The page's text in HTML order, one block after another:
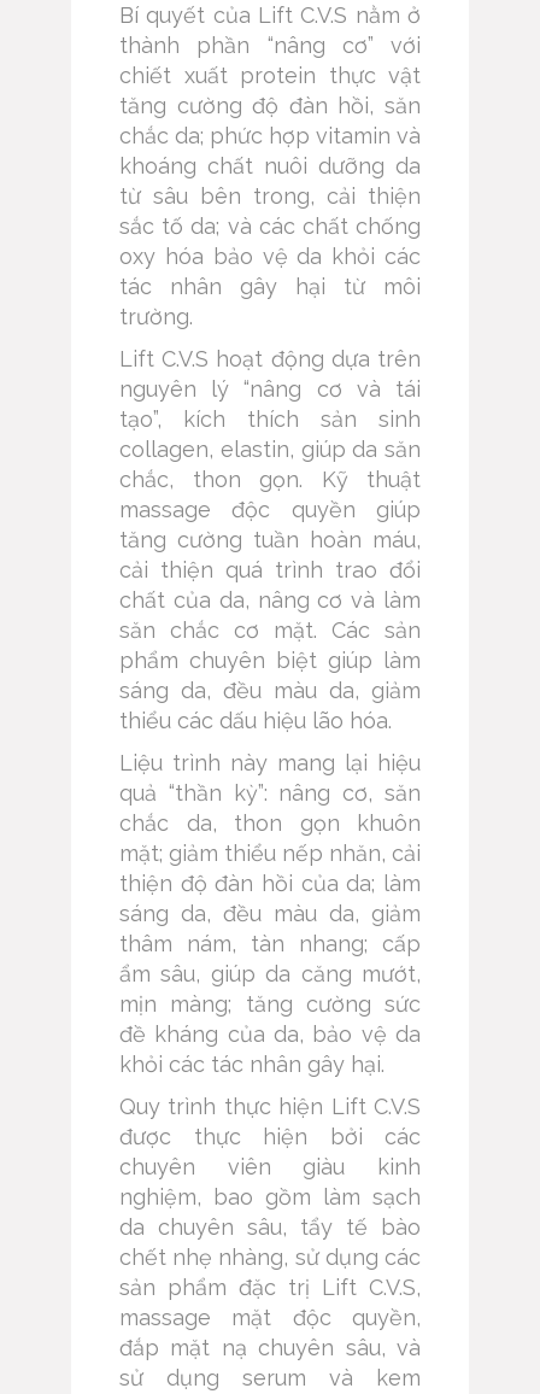
Bí quyết của Lift C.V.S nằm ở
thành phần “nâng cơ” với
chiết xuất protein thực vật
tăng cường độ đàn hồi, săn
chắc da; phức hợp vitamin và
khoáng chất nuôi dưỡng da
từ sâu bên trong, cải thiện
sắc tố da; và các chất chống
oxy hóa bảo vệ da khỏi các
tác nhân gây hại từ môi
trường.
Lift C.V.S hoạt động dựa trên
nguyên lý “nâng cơ và tái
tạo”, kích thích sản sinh
collagen, elastin, giúp da săn
chắc, thon gọn. Kỹ thuật
massage độc quyền giúp
tăng cường tuần hoàn máu,
cải thiện quá trình trao đổi
chất của da, nâng cơ và làm
săn chắc cơ mặt. Các sản
phẩm chuyên biệt giúp làm
sáng da, đều màu da, giảm
thiểu các dấu hiệu lão hóa.
Liệu trình này mang lại hiệu
quả “thần kỳ”: nâng cơ, săn
chắc da, thon gọn khuôn
mặt; giảm thiểu nếp nhăn, cải
thiện độ đàn hồi của da; làm
sáng da, đều màu da, giảm
thâm nám, tàn nhang; cấp
ẩm sâu, giúp da căng mướt,
mịn màng; tăng cường sức
đề kháng của da, bảo vệ da
khỏi các tác nhân gây hại.
Quy trình thực hiện Lift C.V.S
được thực hiện bởi các
chuyên viên giàu kinh
nghiệm, bao gồm làm sạch
da chuyên sâu, tẩy tế bào
chết nhẹ nhàng, sử dụng các
sản phẩm đặc trị Lift C.V.S,
massage mặt độc quyền,
đắp mặt nạ chuyên sâu, và
sử dụng serum và kem